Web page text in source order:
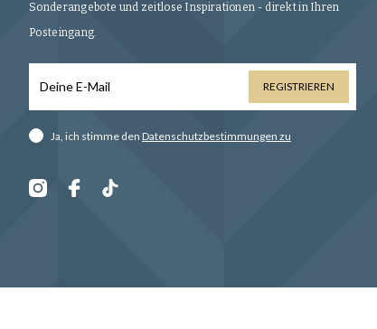
Sonderangebote und zeitlose Inspirationen - direkt in Ihren
Posteingang.
REGISTRIEREN
Ja, ich stimme den Datenschutzbestimmungen zu